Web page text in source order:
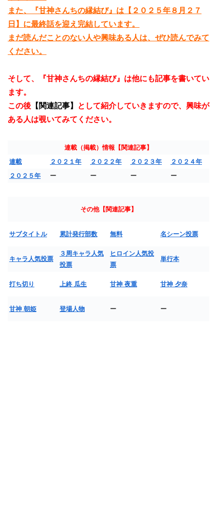
また、『甘神さんちの縁結び』は【２０２５年８月２７
日】に最終話を迎え完結しています。
まだ読んだことのない人や興味ある人は、ぜひ読んでみて
ください。
そして、『甘神さんちの縁結び』は他にも記事を書いてい
ます。
この後 【関連記事】
として紹介していきますので、興味が
ある人は覗いてみてください。
連載（掲載）情報【関連記事】
連載
２０２１年 ２０２２年 ２０２３年
２０２４年
２０２５年
ー ー ー ー
その他【関連記事】
サブタイトル 累計発行部数 無料 名シーン投票
キャラ人気投票
３周キャラ人気
投票
ヒロイン人気投
票
単行本
打ち切り 上終 瓜生 甘神 夜重 甘神 夕奈
甘神 朝姫 登場人物 ー ー